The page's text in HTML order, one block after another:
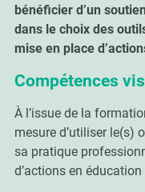
bénéficier d’un
dans le choix des
mise en place
Compétences
À l’issue de la
mesure d’utiliser le(s)
sa pratique
d’actions en